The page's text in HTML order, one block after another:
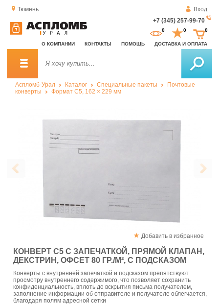
Тюмень
Вход
+7 (345) 257-99-70
О КОМПАНИИ КОНТАКТЫ ПОМОЩЬ ДОСТАВКА И ОПЛАТА
0 0 0
Аспломб-Урал Каталог Специальные пакеты
Почтовые
конверты
Формат C5, 162 × 229 мм
Добавить в избранное
КОНВЕРТ С5 С ЗАПЕЧАТКОЙ, ПРЯМОЙ КЛАПАН,
ДЕКСТРИН, ОФСЕТ 80 ГР./М², С ПОДСКАЗОМ
Конверты с внутренней запечаткой и подсказом препятствуют
просмотру внутреннего содержимого, что позволяет сохранить
конфиденциальность, вплоть до вскрытия письма получателем,
заполнение информации об отправителе и получателе облегчается,
благодаря полям адресной сетки